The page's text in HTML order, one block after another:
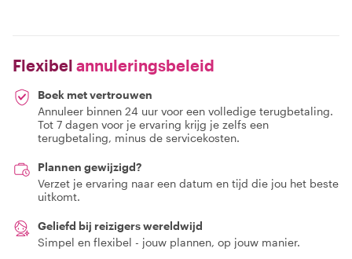
Flexibel annuleringsbeleid
Boek met vertrouwen
Annuleer binnen 24 uur voor een volledige terugbetaling.
Tot 7 dagen voor je ervaring krijg je zelfs een
terugbetaling, minus de servicekosten.
Plannen gewijzigd?
Verzet je ervaring naar een datum en tijd die jou het beste
uitkomt.
Geliefd bij reizigers wereldwijd
Simpel en flexibel - jouw plannen, op jouw manier.